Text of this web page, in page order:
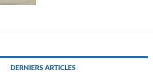
DERNIERS ARTICLES